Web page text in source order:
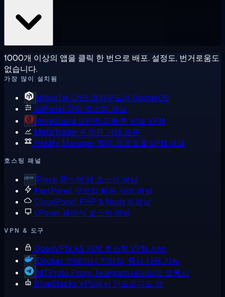
1000개 이상의 앱을 클릭 한 번으로 배포. 설정도, 번거로움도
없습니다.
가장 많이 설치됨
MikroTik CHR 클라우드의 RouterOS
aaPanel 경량 호스팅 패널
WireGuard 모던하고 빠른 커널 VPN
MetaTrader 4 외환 거래 표준
Hiddify Manager 멀티 프로토콜 VPN 패널
호스팅 패널
Plesk 풀스택 웹 호스팅 패널
FastPanel 무료의 빠른 서버 패널
CloudPanel PHP & Node.js 패널
cPanel 클래식 호스팅 패널
VPN & 도구
OpenVPN AS 자체 호스팅 VPN 서버
Docker 컨테이너 런타임, 즉시 사용 가능
MTProto Proxy Telegram 네이티브 프록시
BlueStacks VPS에서 안드로이드 앱